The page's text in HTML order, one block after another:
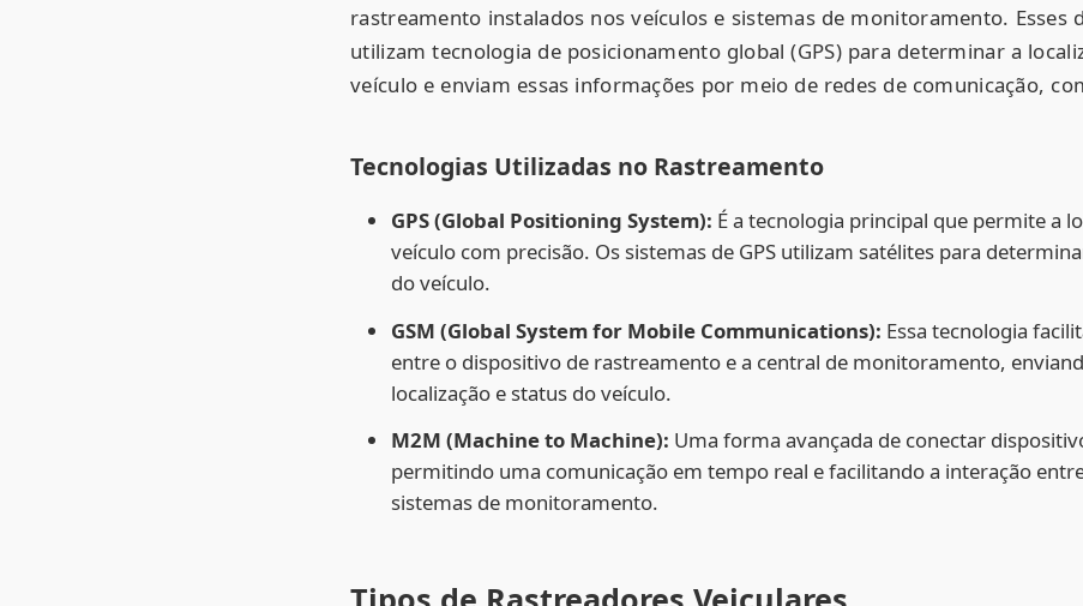
rastreamento instalados nos veículos e sistemas de monitoramento. Esses
utilizam tecnologia de posicionamento global (GPS) para determinar a
veículo e enviam essas informações por meio de redes de comunicação,
Tecnologias Utilizadas no Rastreamento
GPS (Global Positioning System): É a tecnologia principal que permite a
veículo com precisão. Os sistemas de GPS utilizam satélites para
do veículo.
GSM (Global System for Mobile Communications): Essa tecnologia
entre o dispositivo de rastreamento e a central de monitoramento,
localização e status do veículo.
M2M (Machine to Machine): Uma forma avançada de conectar
permitindo uma comunicação em tempo real e facilitando a interação
sistemas de monitoramento.